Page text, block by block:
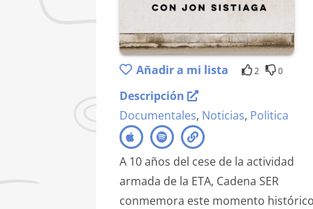
Añadir a mi lista 2 0
Descripción
Documentales, Noticias, Politica
A 10 años del cese de la actividad
armada de la ETA, Cadena SER
conmemora este momento